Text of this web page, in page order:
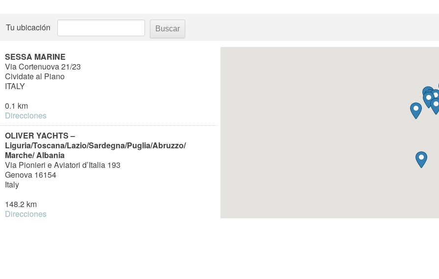
Tu ubicación
SESSA MARINE
Via Cortenuova 21/23
Cividate al Piano
ITALY
0.1 km
Direcciones
OLIVER YACHTS –
Liguria/Toscana/Lazio/Sardegna/Puglia/Abruzzo/
Marche/ Albania
Via Pionieri e Aviatori d’Italia 193
Genova 16154
Italy
148.2 km
Direcciones